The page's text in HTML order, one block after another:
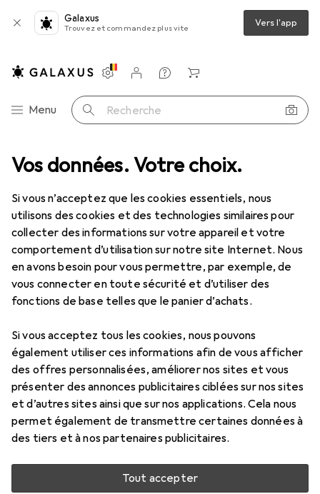
Vos données. Votre choix.
Si vous n’acceptez que les cookies essentiels, nous
utilisons des cookies et des technologies similaires pour
collecter des informations sur votre appareil et votre
comportement d’utilisation sur notre site Internet. Nous
en avons besoin pour vous permettre, par exemple, de
vous connecter en toute sécurité et d’utiliser des
fonctions de base telles que le panier d’achats.
Si vous acceptez tous les cookies, nous pouvons
également utiliser ces informations afin de vous afficher
des offres personnalisées, améliorer nos sites et vous
présenter des annonces publicitaires ciblées sur nos sites
et d’autres sites ainsi que sur nos applications. Cela nous
permet également de transmettre certaines données à
des tiers et à nos partenaires publicitaires.
Tout accepter
Galaxus
Trouvez et commandez plus vite Vers l'app
Navigation par catégorie
Menu Recherche
Paramètres
Compte client
Listes de comparaison
Listes d'envies
Panier
De'Longhi
Voir les catégories
J'aime cette marque
En savoir plus sur De'Longhi